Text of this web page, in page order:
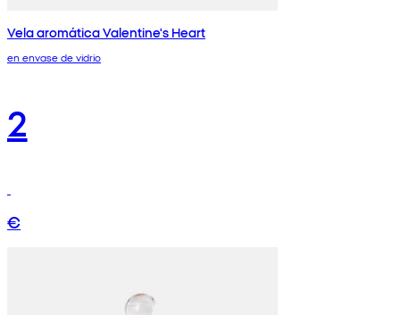
Vela aromática Valentine's Heart
en envase de vidrio
2
€